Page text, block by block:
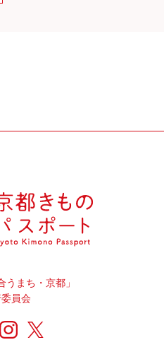
うまち・京都」
員会